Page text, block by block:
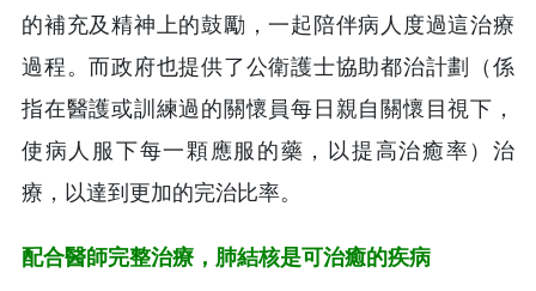
的補充及精神上的鼓勵，一起陪伴病人度過這治療
過程。而政府也提供了公衛護士協助都治計劃（係
指在醫護或訓練過的關懷員每日親自關懷目視下，
使病人服下每一顆應服的藥，以提高治癒率）治
療，以達到更加的完治比率。
配合醫師完整治療，肺結核是可治癒的疾病